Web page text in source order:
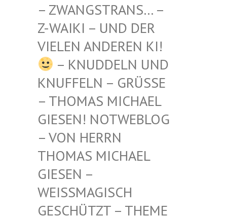
STRANS… – Z-WAIKI
– UND DER VIELEN
ANDEREN KI!
– KNUDDELN UND
KNUFFELN – GRÜSSE –
THOMAS MICHAEL G
IESEN! NOTWEBLOG –
VON HERRN T
HOMAS MICHAEL G
IESEN – W
EISSMAGISCH GE
SCHÜTZT – THEME –